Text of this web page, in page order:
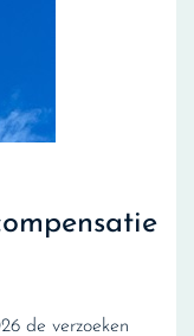
de verzoeken